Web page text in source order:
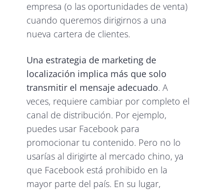
empresa (o las oportunidades de venta)
cuando queremos dirigirnos a una
nueva cartera de clientes.
Una estrategia de marketing de
localización implica más que solo
transmitir el mensaje adecuado. A
veces, requiere cambiar por completo el
canal de distribución. Por ejemplo,
puedes usar Facebook para
promocionar tu contenido. Pero no lo
usarías al dirigirte al mercado chino, ya
que Facebook está prohibido en la
mayor parte del país. En su lugar,